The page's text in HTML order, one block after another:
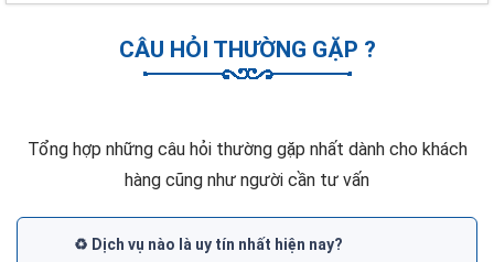
CÂU HỎI THƯỜNG GẶP ?
Tổng hợp những câu hỏi thường gặp nhất dành cho khách
hàng cũng như người cần tư vấn
♻️ Dịch vụ nào là uy tín nhất hiện nay?